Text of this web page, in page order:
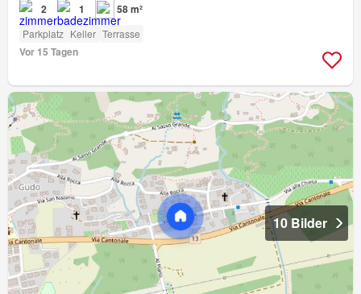
2 1 58 m²
Parkplatz Keller Terrasse
Vor 15 Tagen
10 Bilder